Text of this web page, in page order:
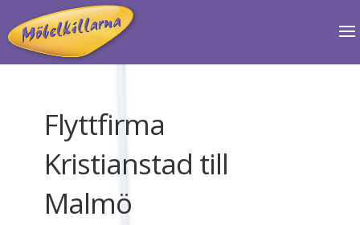
Flyttfirma
Kristianstad till
Malmö